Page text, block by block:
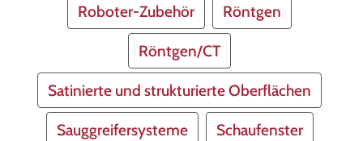
Roboter-Zubehör Röntgen
Röntgen/CT
Satinierte und strukturierte Oberflächen
Sauggreifersysteme Schaufenster